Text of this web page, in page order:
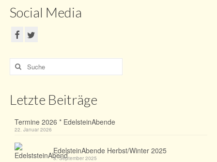
Social Media
Suche
nach:
Letzte Beiträge
Termine 2026 * EdelsteinAbende
22. Januar 2026
EdelsteinAbende Herbst/Winter 2025
3. September 2025